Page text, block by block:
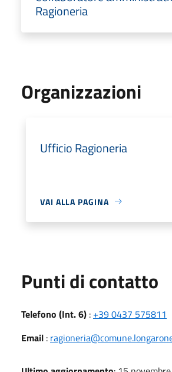
Ragioneria
Organizzazioni
Ufficio Ragioneria
VAI ALLA PAGINA
Punti di contatto
Telefono (Int. 6) : +39 0437 575811
Email :